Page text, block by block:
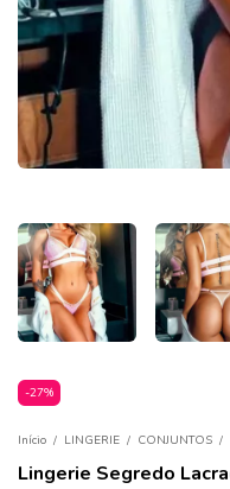
-27%
Início / LINGERIE / CONJUNTOS /
Lingerie Segredo